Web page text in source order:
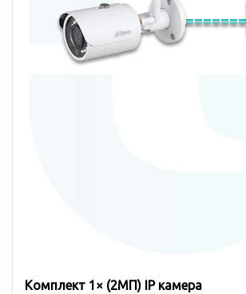
Комплект 1× (2МП) ІР камера